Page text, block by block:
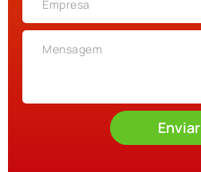
Enviar